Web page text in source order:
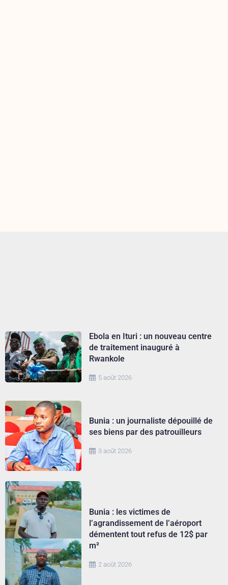
5 août 2026
Ebola en Ituri : un nouveau centre
de traitement inauguré à
Rwankole
3 août 2026
Bunia : un journaliste dépouillé de
ses biens par des patrouilleurs
2 août 2026
Bunia : les victimes de
l’agrandissement de l’aéroport
démentent tout refus de 12$ par
m²